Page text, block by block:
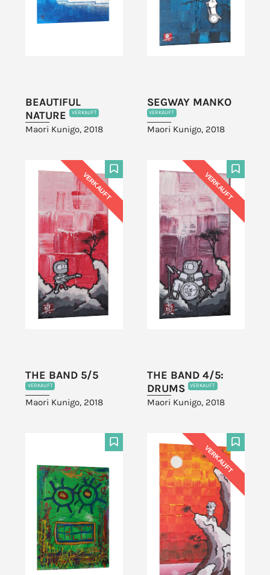
BEAUTIFUL
NATURE VERKAUFT
Maori Kunigo, 2018
SEGWAY MANKO
VERKAUFT
Maori Kunigo, 2018
F
VERKAUFT
THE BAND 5/5
VERKAUFT
Maori Kunigo, 2018
F
VERKAUFT
THE BAND 4/5:
DRUMS
VERKAUFT
Maori Kunigo, 2018
F F
VERKAUFT